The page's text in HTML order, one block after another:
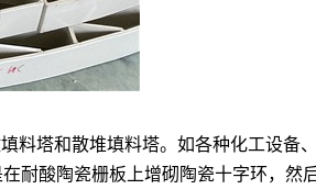
塔和散堆填料塔。如各种化工设备
耐酸陶瓷栅板上增砌陶瓷十字环，